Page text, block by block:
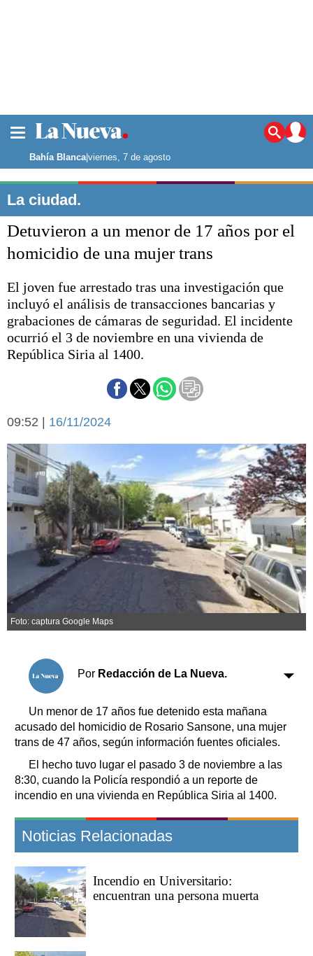
Noticias
La ciudad
Punta Alta
El mundo
Seguridad
Opinión
Deportes
Escenario Olímpico
Liga del Sur
Básquetbol
Fútbol
Federal A
Aplausos
Cines
Economía y campo
Espacio empresas
Sociedad y tiempo
libre
Sociedad
Tecnología
Turismo
Salud
Es viral
El tiempo
Cartón Lleno
Fúnebres
Clasificados
Suplementos
Transportes
Loterías
Datos Útiles
Fúnebres
Edictos
Bahía Blanca|viernes, 7 de agosto
La ciudad.
Detuvieron a un menor de 17 años por el
homicidio de una mujer trans
El joven fue arrestado tras una investigación que
incluyó el análisis de transacciones bancarias y
grabaciones de cámaras de seguridad. El incidente
ocurrió el 3 de noviembre en una vivienda de
República Siria al 1400.
09:52 | 16/11/2024
Foto: captura Google Maps
Por Redacción de La Nueva.
Un menor de 17 años fue detenido esta mañana
acusado del homicidio de Rosario Sansone, una mujer
trans de 47 años, según información fuentes oficiales.
El hecho tuvo lugar el pasado 3 de noviembre a las
8:30, cuando la Policía respondió a un reporte de
incendio en una vivienda en República Siria al 1400.
Noticias Relacionadas
Incendio en Universitario:
encuentran una persona muerta